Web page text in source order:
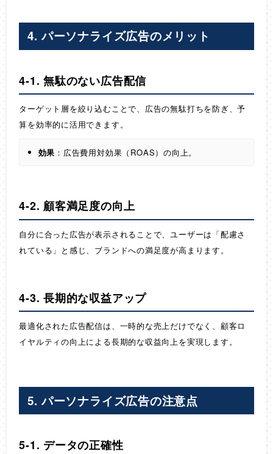
4. パーソナライズ広告のメリット
4-1. 無駄のない広告配信
ターゲット層を絞り込むことで、広告の無駄打ちを防ぎ、予
算を効率的に活用できます。
効果 ：広告費用対効果（ROAS）の向上。
4-2. 顧客満足度の向上
自分に合った広告が表示されることで、ユーザーは「配慮さ
れている」と感じ、ブランドへの満足度が高まります。
4-3. 長期的な収益アップ
最適化された広告配信は、一時的な売上だけでなく、顧客ロ
イヤルティの向上による長期的な収益向上を実現します。
5. パーソナライズ広告の注意点
5-1. データの正確性